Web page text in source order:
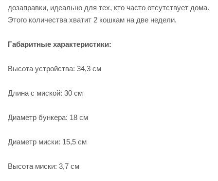
дозаправки, идеально для тех, кто часто отсутствует дома.
Этого количества хватит 2 кошкам на две недели.
Габаритные характеристики:
Высота устройства: 34,3 см
Длина с миской: 30 см
Диаметр бункера: 18 см
Диаметр миски: 15,5 см
Высота миски: 3,7 см